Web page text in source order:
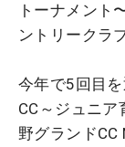
トーナメン
ントリークラ
今年で5回目
CC～ジュニ
野グランドCC